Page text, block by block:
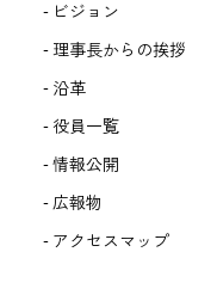
ビジョン
理事長からの挨拶
沿革
役員一覧
情報公開
広報物
アクセスマップ